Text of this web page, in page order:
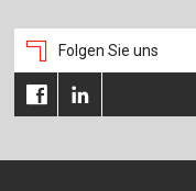
Folgen Sie uns